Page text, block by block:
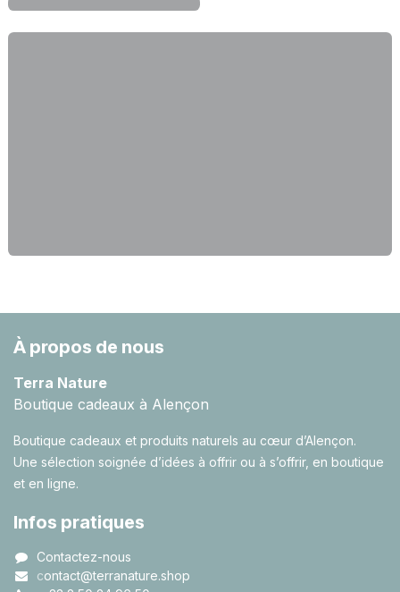
À propos de nous
Terra Nature
Boutique cadeaux à Alençon
Boutique cadeaux et produits naturels au cœur d’Alençon.
Une sélection soignée d’idées à offrir ou à s’offrir, en boutique
et en ligne.
Infos pratiques
Contactez-nous
contact@terranature.shop